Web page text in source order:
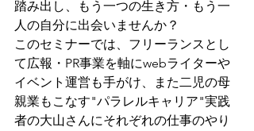
踏み出し、もう一つの生き方・もう一
人の自分に出会いませんか？
このセミナーでは、フリーランスとし
て広報・PR事業を軸にwebライターや
イベント運営も手がけ、また二児の母
親業もこなす"パラレルキャリア"実践
者の大山さんにそれぞれの仕事のやり